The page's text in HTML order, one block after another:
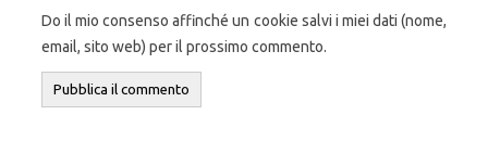
Do il mio consenso affinché un cookie salvi i miei dati (nome,
email, sito web) per il prossimo commento.